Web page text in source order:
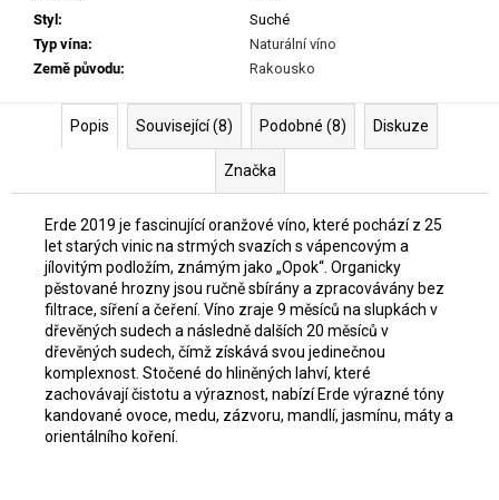
Styl :
Suché
Typ vína:
Naturální víno
Země původu: Rakousko
Popis Související (8) Podobné (8) Diskuze
Značka
Erde 2019 je fascinující oranžové víno, které pochází z 25
let starých vinic na strmých svazích s vápencovým a
jílovitým podložím, známým jako „Opok“. Organicky
pěstované hrozny jsou ručně sbírány a zpracovávány bez
filtrace, síření a čeření. Víno zraje 9 měsíců na slupkách v
dřevěných sudech a následně dalších 20 měsíců v
dřevěných sudech, čímž získává svou jedinečnou
komplexnost. Stočené do hliněných lahví, které
zachovávají čistotu a výraznost, nabízí Erde výrazné tóny
kandované ovoce, medu, zázvoru, mandlí, jasmínu, máty a
orientálního koření.